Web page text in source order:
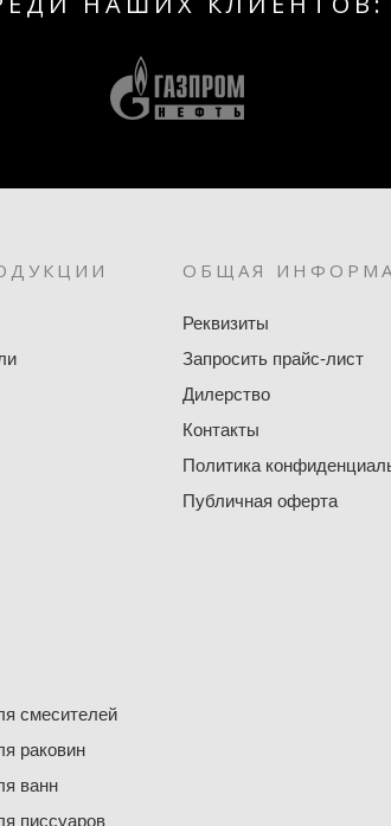
смесителей
раковин
ванн
писсуаров
ОБЩАЯ
Реквизиты
Запросить прайс-лист
Дилерство
Контакты
Политика
Публичная оферта